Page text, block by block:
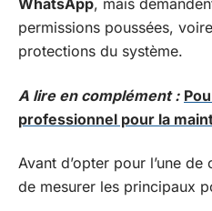
WhatsApp, mais
permissions poussées,
protections du système.
A lire en complément :
professionnel pour la
Avant d’opter pour l’une
de mesurer les principaux